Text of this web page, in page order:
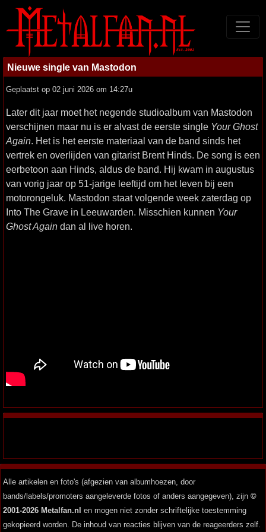
Nieuwe single van Mastodon
Geplaatst op 02 juni 2026 om 14:27u
Later dit jaar moet het negende studioalbum van Mastodon
verschijnen maar nu is er alvast de eerste single Your Ghost
Again. Het is het eerste materiaal van de band sinds het
vertrek en overlijden van gitarist Brent Hinds. De song is een
eerbetoon aan Hinds, aldus de band. Hij kwam in augustus
van vorig jaar op 51-jarige leeftijd om het leven bij een
motorongeluk. Mastodon staat volgende week zaterdag op
Into The Grave in Leeuwarden. Misschien kunnen Your
Ghost Again dan al live horen.
Alle artikelen en foto's (afgezien van albumhoezen, door
bands/labels/promoters aangeleverde fotos of anders aangegeven), zijn ©
2001-2026 Metalfan.nl en mogen niet zonder schriftelijke toestemming
gekopieerd worden. De inhoud van reacties blijven van de reageerders zelf.